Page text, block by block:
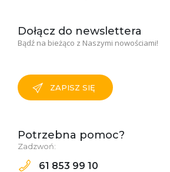
Dołącz do newslettera
Bądź na bieżąco z Naszymi nowościami!
ZAPISZ SIĘ
Potrzebna pomoc?
Zadzwoń:
61 853 99 10